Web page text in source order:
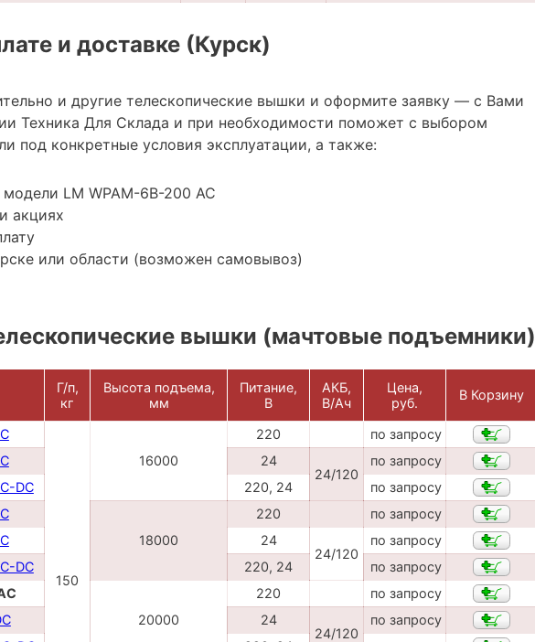
и доставке (Курск)
и другие телескопические вышки и оформите заявку — с Вами
Техника Для Склада и при необходимости поможет с выбором
под конкретные условия эксплуатации, а также:
LM WPAM-6B-200 AC
акциях
или области (возможен самовывоз)
вышки (мачтовые подъемники)
Г/п,
кг
Высота подъема,
мм
Питание,
В
АКБ,
В/Ач
Цена,
руб.
В Корзину
150
16000
220
по запросу
24
24/120
по запросу
DC
220, 24
по запросу
18000
220
по запросу
24
24/120
по запросу
DC
220, 24
по запросу
20000
220
по запросу
24
24/120
по запросу